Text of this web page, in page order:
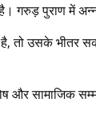
गरुड़ पुराण में
है, तो उसके भीतर
सामाजिक